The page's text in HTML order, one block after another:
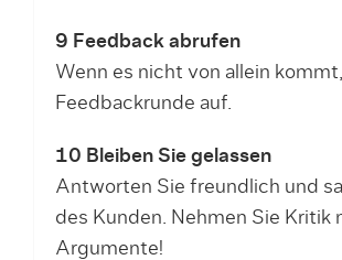
9 Feedback abrufen
Wenn es nicht von allein
Feedbackrunde auf.
10 Bleiben Sie gelassen
Antworten Sie freundlich und
des Kunden. Nehmen Sie Kritik
Argumente!